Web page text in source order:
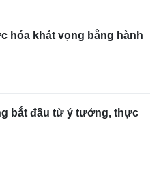
hóa khát vọng bằng hành
bắt đầu từ ý tưởng, thực